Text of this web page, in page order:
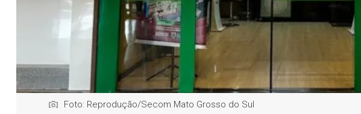
Foto: Reprodução/Secom Mato Grosso do Sul